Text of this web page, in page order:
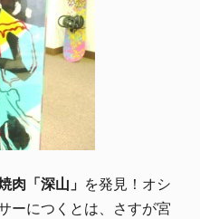
肉「深山」 を発見！オシ
ーにつくとは、さすが宮